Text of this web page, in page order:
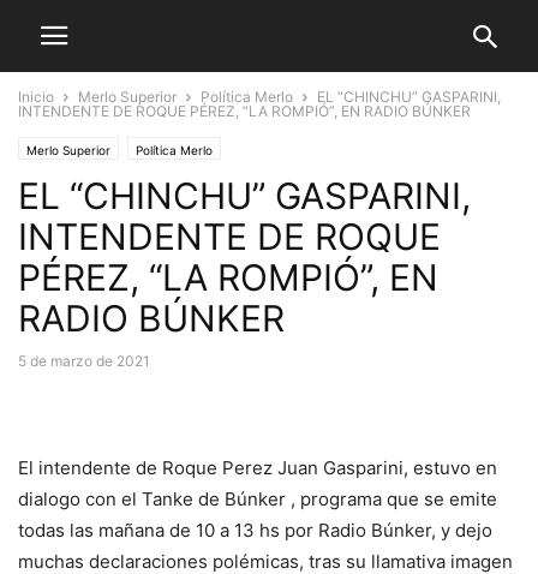
Inicio Merlo Superior Política Merlo
EL “CHINCHU” GASPARINI,
INTENDENTE DE ROQUE PÉREZ, “LA ROMPIÓ”, EN RADIO BÚNKER
Merlo Superior Política Merlo
EL “CHINCHU” GASPARINI,
INTENDENTE DE ROQUE
PÉREZ, “LA ROMPIÓ”, EN
RADIO BÚNKER
5 de marzo de 2021
El intendente de Roque Perez Juan Gasparini, estuvo en
dialogo con el Tanke de Búnker , programa que se emite
todas las mañana de 10 a 13 hs por Radio Búnker, y dejo
muchas declaraciones polémicas, tras su llamativa imagen